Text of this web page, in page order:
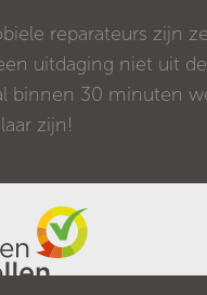
reparateurs zijn
uitdaging niet uit
binnen 30 minuten
zijn!